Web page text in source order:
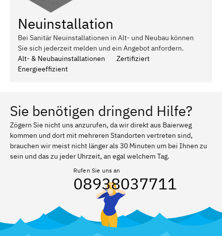
Neuinstallation
Bei Sanitär Neuinstallationen in Alt- und Neubau können
Sie sich jederzeit melden und ein Angebot anfordern.
Alt- & Neubauinstallationen
Zertifiziert
Energieeffizient
Sie benötigen dringend Hilfe?
Zögern Sie nicht uns anzurufen, da wir direkt aus Baierweg
kommen und dort mit mehreren Standorten vertreten sind,
brauchen wir meist nicht länger als 30 Minuten um bei Ihnen zu
sein und das zu jeder Uhrzeit, an egal welchem Tag.
Rufen Sie uns an
08938037711